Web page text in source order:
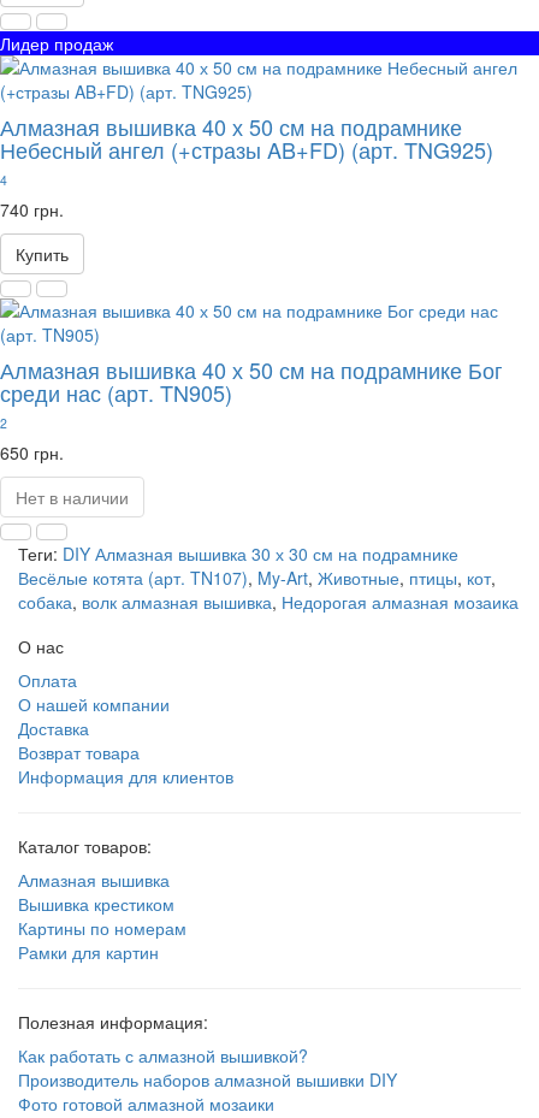
Лидер продаж
Алмазная вышивка 40 х 50 см на подрамнике
Небесный ангел (+стразы AB+FD) (арт. TNG925)
4
740 грн.
Купить
Алмазная вышивка 40 х 50 см на подрамнике Бог
среди нас (арт. TN905)
2
650 грн.
Нет в наличии
Теги: DIY Алмазная вышивка 30 х 30 см на подрамнике
Весёлые котята (арт. TN107), My-Art, Животные, птицы, кот,
собака, волк алмазная вышивка, Недорогая алмазная мозаика
О нас
Оплата
О нашей компании
Доставка
Возврат товара
Информация для клиентов
Каталог товаров:
Алмазная вышивка
Вышивка крестиком
Картины по номерам
Рамки для картин
Полезная информация:
Как работать с алмазной вышивкой?
Производитель наборов алмазной вышивки DIY
Фото готовой алмазной мозаики